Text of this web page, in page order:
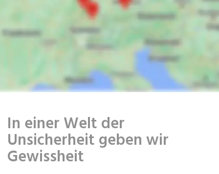
In einer Welt der
Unsicherheit geben wir
Gewissheit